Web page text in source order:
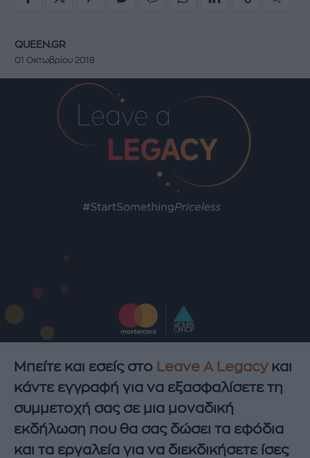
QUEEN.GR
01 Οκτωβρίου 2018
Μπείτε και εσείς στο Leave A Legacyκαι
κάντε εγγραφή για να εξασφαλίσετε τη
συμμετοχή σας σε μια μοναδική
εκδήλωση που θα σας δώσει τα εφόδια
και τα εργαλεία για να διεκδικήσετε ίσες